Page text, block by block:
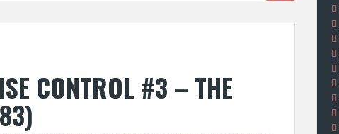
CONTROL #3 – THE